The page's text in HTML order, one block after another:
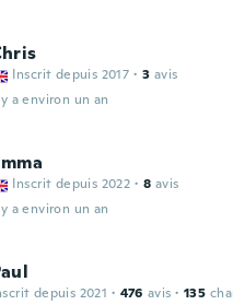
Inscrit depuis 2017 · 3 avis
a environ un an
Inscrit depuis 2022 · 8 avis
a environ un an
depuis 2021 · 476 avis · 135